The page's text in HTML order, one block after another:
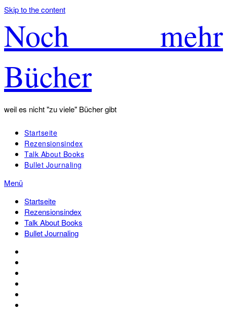
Skip to the content
Noch mehr
Bücher
weil es nicht "zu viele" Bücher gibt
Startseite
Rezensionsindex
Talk About Books
Bullet Journaling
Menü
Startseite
Rezensionsindex
Talk About Books
Bullet Journaling